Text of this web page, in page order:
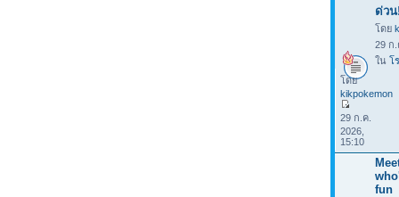
ด่ว
โดย
29 ก.
ใน โ
โดย
kikpokemon
29 ก.ค.
2026,
15:10
fun